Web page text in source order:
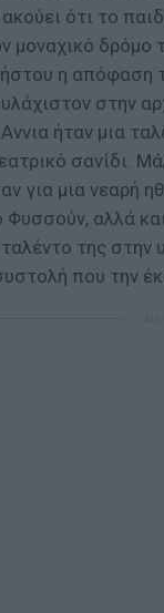
ότι το
μοναχικό δρόμο
η απόφαση
στην
ήταν μια
σανίδι.
για μια νεαρή
Φυσσούν, αλλά
της στην
που την